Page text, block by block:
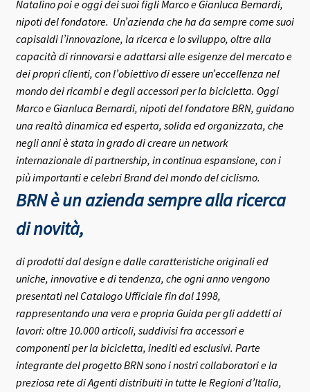
Natalino poi e oggi dei suoi figli Marco e Gianluca Bernardi,
nipoti del fondatore. Un’azienda che ha da sempre come suoi
capisaldi l’innovazione, la ricerca e lo sviluppo, oltre alla
capacità di rinnovarsi e adattarsi alle esigenze del mercato e
dei propri clienti, con l’obiettivo di essere un’eccellenza nel
mondo dei ricambi e degli accessori per la bicicletta. Oggi
Marco e Gianluca Bernardi, nipoti del fondatore BRN, guidano
una realtà dinamica ed esperta, solida ed organizzata, che
negli anni è stata in grado di creare un network
internazionale di partnership, in continua espansione, con i
più importanti e celebri Brand del mondo del ciclismo.
BRN è un azienda sempre alla ricerca
di novità,
di prodotti dal design e dalle caratteristiche originali ed
uniche, innovative e di tendenza, che ogni anno vengono
presentati nel Catalogo Ufficiale fin dal 1998,
rappresentando una vera e propria Guida per gli addetti ai
lavori: oltre 10.000 articoli, suddivisi fra accessori e
componenti per la bicicletta, inediti ed esclusivi. Parte
integrante del progetto BRN sono i nostri collaboratori e la
preziosa rete di Agenti distribuiti in tutte le Regioni d’Italia,